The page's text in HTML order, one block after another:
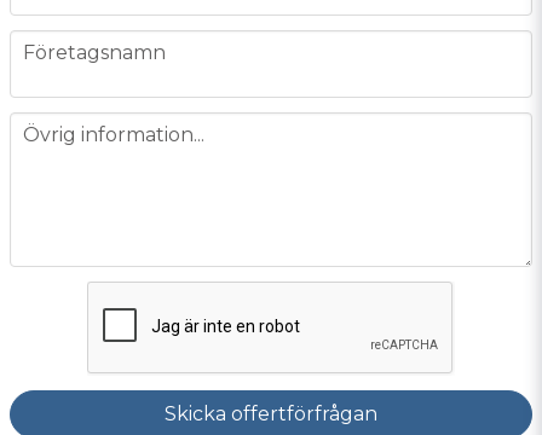
company
Företagsnamn
message
Övrig information...
Skicka offertförfrågan